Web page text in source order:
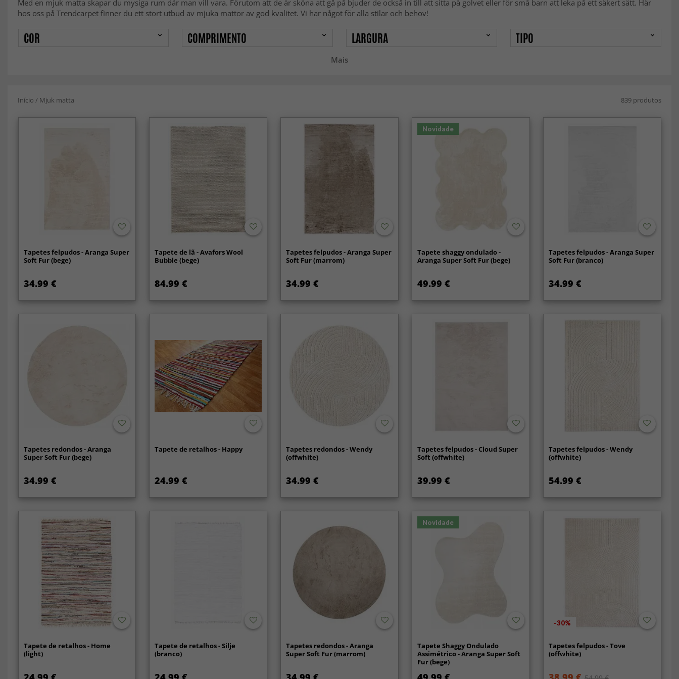
Med en mjuk matta skapar du mysiga rum där man vill vara. Förutom att de är sköna att gå på bjuder de också in till att sitta på golvet eller för små barn att leka på ett säkert sätt. Här
hos oss på Trendcarpet finner du ett stort utbud av mjuka mattor av god kvalitet. Vi har något för alla stilar och behov!
Mais
COR COMPRIMENTO LARGURA TIPO
Início / Mjuk matta 839 produtos
Tapetes felpudos - Aranga Super
Soft Fur (bege)
34.99 €
Tapete de lã - Avafors Wool
Bubble (bege)
84.99 €
Tapetes felpudos - Aranga Super
Soft Fur (marrom)
34.99 €
Novidade
Tapete shaggy ondulado -
Aranga Super Soft Fur (bege)
49.99 €
Tapetes felpudos - Aranga Super
Soft Fur (branco)
34.99 €
Tapetes redondos - Aranga
Super Soft Fur (bege)
34.99 €
Tapete de retalhos - Happy
24.99 €
Tapetes redondos - Wendy
(offwhite)
34.99 €
Tapetes felpudos - Cloud Super
Soft (offwhite)
39.99 €
Tapetes felpudos - Wendy
(offwhite)
54.99 €
Tapete de retalhos - Home
(light)
Tapete de retalhos - Silje
(branco)
Tapetes redondos - Aranga
Super Soft Fur (marrom)
Novidade
Tapete Shaggy Ondulado
Assimétrico - Aranga Super Soft
Fur (bege)
-30%
Tapetes felpudos - Tove
(offwhite)